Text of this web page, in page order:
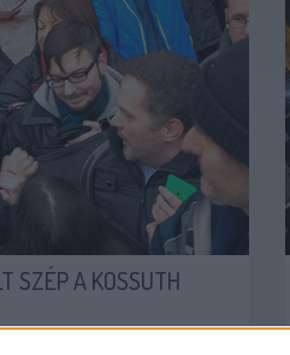
SZÉP A KOSSUTH